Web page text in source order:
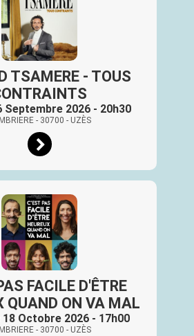
TSAMERE - TOUS
Septembre 2026 - 20h30
- 30700 - UZÈS
FACILE D'ÊTRE
QUAND ON VA MAL
18 Octobre 2026 - 17h00
- 30700 - UZÈS